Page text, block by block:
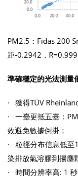
PM2.5：Fidas 200
距-0.2942，R=0.999
準確穩定的光法測量
· 獲得TÜV
· 一臺更抵五臺：
效避免數據倒掛；
· 粒徑分布信息低
染排放氣溶膠到揚塵
· 時間分辨率高: 1